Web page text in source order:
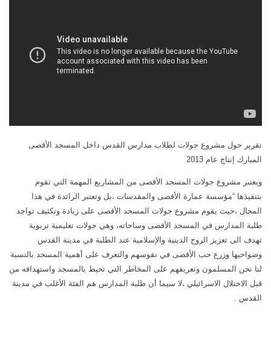
أناشيد
متفرقات
ركن الأطفال
مكتبة الالعاب
قصص
فيديو
صور
أخرى
اتصل بنا
صور المسجد الأقصى
صور مدينة القدس
صور ترميمات إسلامية
صور انتهاكات صهيونية
خرائط ورسوم بيانية
تصاميم
صور قديمة وأثرية
صور أخرى
مكتبة المرئيات
مكتبة الفيديوهات
تقرير حول مشروع جولات لطلاب مدارس القدس داخل المسجد الأقصى
المبارك إنتاج عام 2013
ويعتبر مشروع جولات المسجد الأقصى من المشاريع المهمة التي تقوم
بتنفيذها “مؤسسة عمارة الأقصى والمقدسات ،بل وتعتبر الرائدة في هذا
المجال ،حيث يقوم مشروع جولات المسجد الأقصى على زيادة وتكثيف تواجد
طلبة المدارس في المسجد الأقصى وساحاته، وهي جولات تعليمية تربوية
تهدف الى تعزيز الروح الدينية والإسلامية عند الطلبة في مدينة القدس
وضواحيها وزرع حب الأقصى في نفوسهم والتعرف على أهمية المسجد بالنسبة
لنا نحن المسلمون وتعريفهم على المخاطر التي تحيط بالمسجد واستهدافه من
قبل الاحتلال الاسرائيلي ،لا سيما أن طلبة المدارس هم الفئة الأغلب في مدينة
القدس .